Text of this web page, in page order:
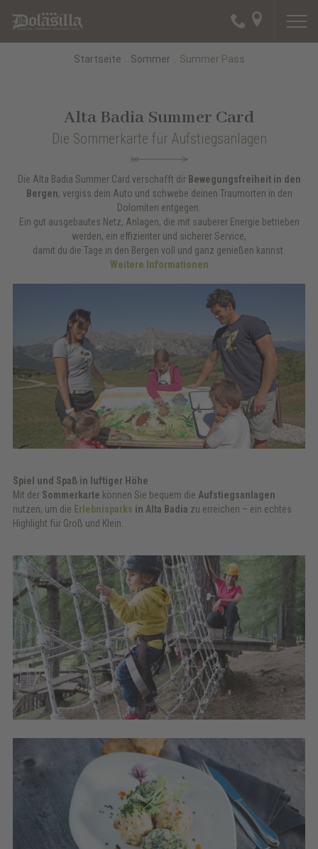
Startseite Sommer Summer Pass
Alta Badia Summer Card
Die Sommerkarte für Aufstiegsanlagen
Die Alta Badia Summer Card verschafft dir Bewegungsfreiheit in den
Bergen, vergiss dein Auto und schwebe deinen Traumorten in den
Dolomiten entgegen.
Ein gut ausgebautes Netz, Anlagen, die mit sauberer Energie betrieben
werden, ein effizienter und sicherer Service,
damit du die Tage in den Bergen voll und ganz genießen kannst.
Weitere Informationen
Spiel und Spaß in luftiger Höhe
Mit der Sommerkarte können Sie bequem die Aufstiegsanlagen
nutzen, um die Erlebnisparks in Alta Badia zu erreichen – ein echtes
Highlight für Groß und Klein.